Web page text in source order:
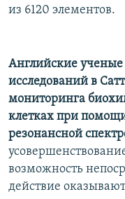
из 6120 элементов.
Английские ученые
исследований в
мониторинга
клетках при
резонансной
возможность
действие